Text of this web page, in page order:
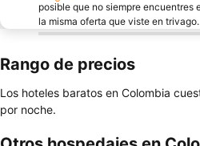
posible que no siempre encuentres
la misma oferta que viste en trivago.
Rango de precios
Los hoteles baratos en Colombia
por noche.